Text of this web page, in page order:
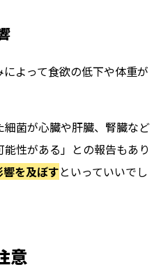
よって食欲の低下や体重が
菌が心臓や肝臓、腎臓など
性がある」との報告もあり
を及ぼすといっていいでし
意